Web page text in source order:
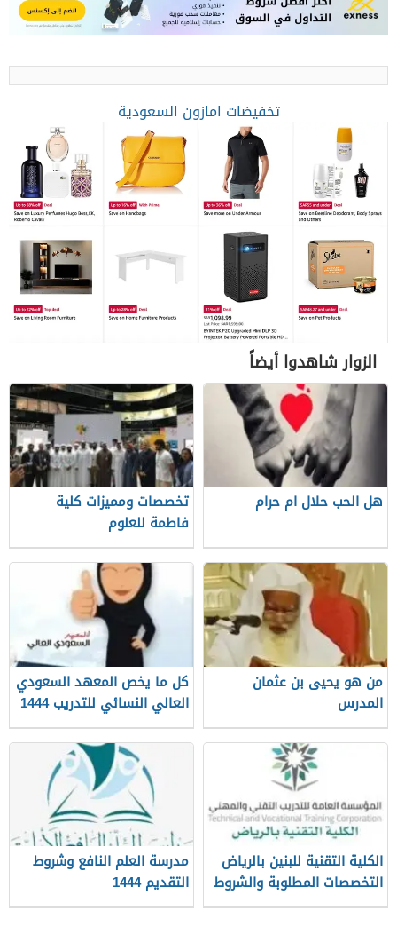
تخفيضات امازون السعودية
الزوار شاهدوا أيضاً
هل الحب حلال ام حرام
تخصصات ومميزات كلية
فاطمة للعلوم
من هو يحيى بن عثمان
المدرس
كل ما يخص المعهد السعودي
العالي النسائي للتدريب 1444
الكلية التقنية للبنين بالرياض
التخصصات المطلوبة والشروط
مدرسة العلم النافع وشروط
التقديم 1444